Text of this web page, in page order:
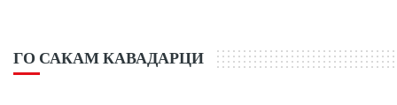
ГО САКАМ КАВАДАРЦИ